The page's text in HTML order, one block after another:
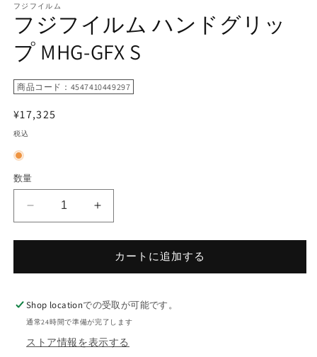
ダ
で
メ
デ
ア
を
く
フジフイルム
フジフイルム ハンドグリッ
プ MHG-GFX S
商品コード：4547410449297
通
常
価
格
¥17,325
税込
数量
ム
ハ
ド
フ
ム
ハ
ド
カートに追加する
Shop locationでの受取が可能です。
通常24時間で準備が完了します
ストア情報を表示する